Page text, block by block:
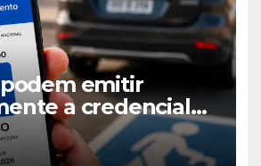
emitir
a credencial
vagas especiais
Brasil